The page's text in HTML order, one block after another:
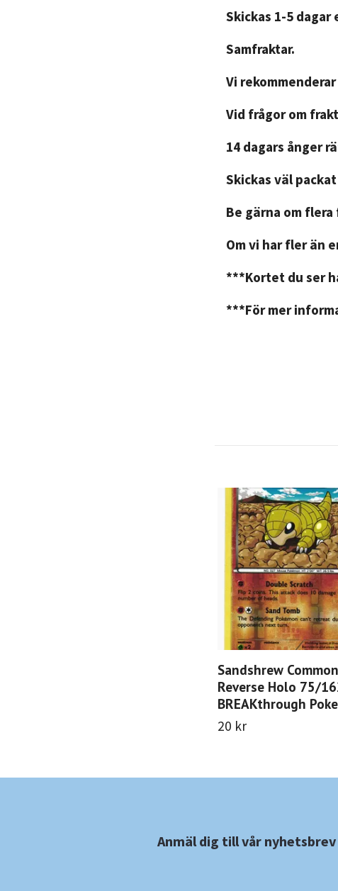
Skickas 1-5
Samfraktar.
Vi
Vid frågor om
14 dagars ånger
Skickas väl
Be gärna om
Om vi har fler än
***Kortet du ser
***För mer
Sandshrew Common
Reverse Holo 75/
BREAKthrough
20 kr
Anmäl dig till vår nyhetsbrev